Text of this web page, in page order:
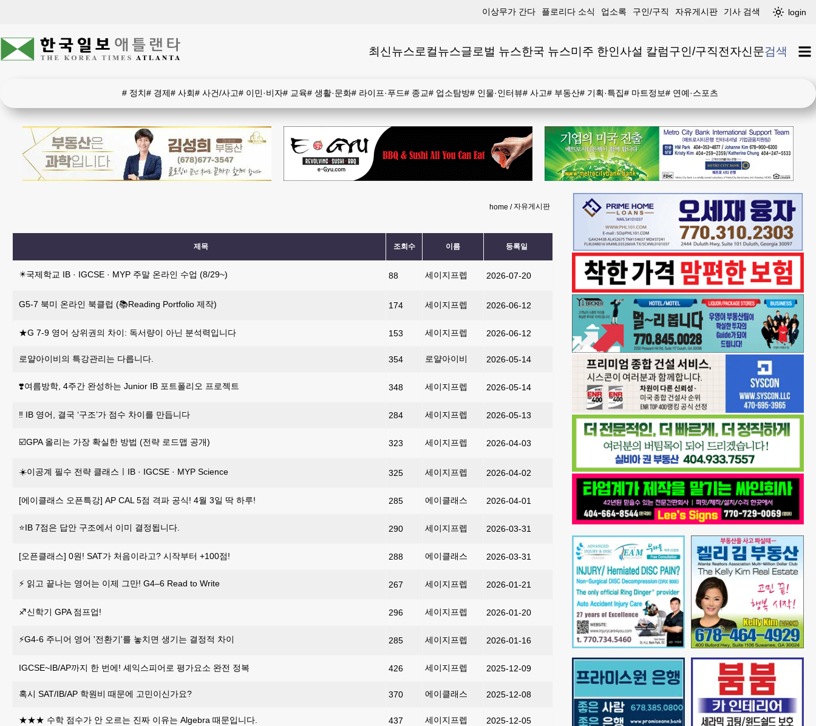
이상무가 간다 플로리다 소식 업소록 구인/구직 자유게시판 기사 검색 login
최신뉴스로컬뉴스글로벌 뉴스한국 뉴스미주 한인사설 칼럼구인/구직전자신문검색
# 정치# 경제# 사회# 사건/사고# 이민·비자# 교육# 생활·문화# 라이프·푸드# 종교# 업소탐방# 인물·인터뷰# 사고# 부동산# 기획·특집# 마트정보# 연예·스포츠
home 자유게시판
제목 조회수 이름 등록일
✴️국제학교 IB · IGCSE · MYP 주말 온라인 수업 (8/29~) 88 세이지프렙 2026-07-20
G5-7 북미 온라인 북클럽 (📚Reading Portfolio 제작) 174 세이지프렙 2026-06-12
★G 7-9 영어 상위권의 차이: 독서량이 아닌 분석력입니다 153 세이지프렙 2026-06-12
로얄아이비의 특강관리는 다릅니다. 354 로얄아이비 2026-05-14
❣️여름방학, 4주간 완성하는 Junior IB 포트폴리오 프로젝트 348 세이지프렙 2026-05-14
‼️ IB 영어, 결국 ‘구조’가 점수 차이를 만듭니다 284 세이지프렙 2026-05-13
☑️GPA 올리는 가장 확실한 방법 (전략 로드맵 공개) 323 세이지프렙 2026-04-03
☀️이공계 필수 전략 클래스ㅣIB · IGCSE · MYP Science 325 세이지프렙 2026-04-02
[에이클래스 오픈특강] AP CAL 5점 격파 공식! 4월 3일 딱 하루! 285 에이클래스 2026-04-01
⭐️IB 7점은 답안 구조에서 이미 결정됩니다. 290 세이지프렙 2026-03-31
[오픈클래스] 0원! SAT가 처음이라고? 시작부터 +100점! 288 에이클래스 2026-03-31
⚡ 읽고 끝나는 영어는 이제 그만! G4–6 Read to Write 267 세이지프렙 2026-01-21
♐신학기 GPA 점프업! 296 세이지프렙 2026-01-20
⚡G4-6 주니어 영어 '전환기'를 놓치면 생기는 결정적 차이 285 세이지프렙 2026-01-16
IGCSE~IB/AP까지 한 번에! 셰익스피어로 평가요소 완전 정복 426 세이지프렙 2025-12-09
혹시 SAT/IB/AP 학원비 때문에 고민이신가요? 370 에이클래스 2025-12-08
★★★ 수학 점수가 안 오르는 진짜 이유는 Algebra 때문입니다. 437 세이지프렙 2025-12-05